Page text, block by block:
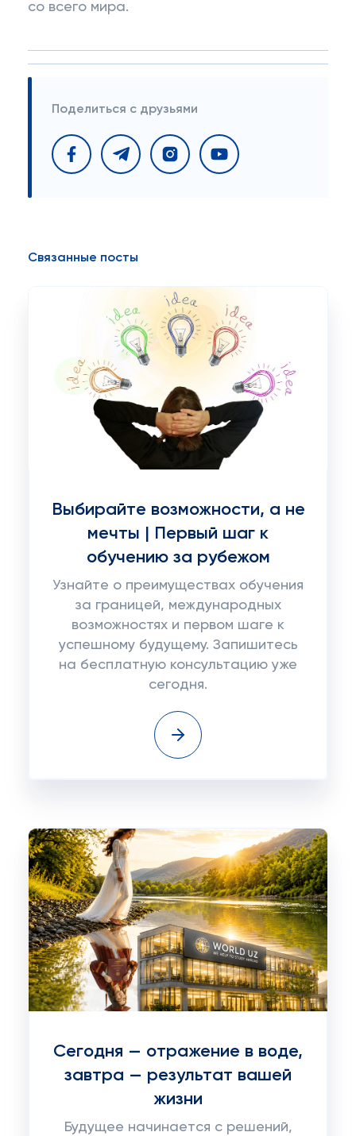
со всего мира.
Поделиться с друзьями
Связанные посты
Выбирайте возможности, а не
мечты | Первый шаг к
обучению за рубежом
Узнайте о преимуществах обучения
за границей, международных
возможностях и первом шаге к
успешному будущему. Запишитесь
на бесплатную консультацию уже
сегодня.
Сегодня — отражение в воде,
завтра — результат вашей
жизни
Будущее начинается с решений,